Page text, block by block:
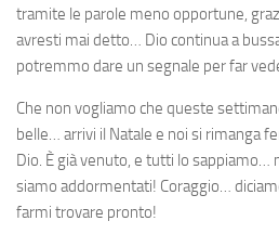
tramite le parole meno opportune,
avresti mai detto… Dio continua a
potremmo dare un segnale per far
Che non vogliamo che queste
belle… arrivi il Natale e noi si rimanga
Dio. È già venuto, e tutti lo sappiamo…
siamo addormentati! Coraggio…
farmi trovare pronto!